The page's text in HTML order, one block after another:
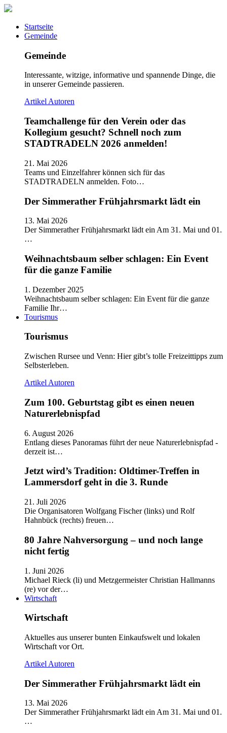
Startseite
Gemeinde
Gemeinde
Interessante, witzige, informative und spannende Dinge, die
in unserer Gemeinde passieren.
ArtikelAutoren
Teamchallenge für den Verein oder das
Kollegium gesucht? Schnell noch zum
STADTRADELN 2026 anmelden!
21. Mai 2026
Teams und Einzelfahrer können sich für das
STADTRADELN anmelden. Foto…
Der Simmerather Frühjahrsmarkt lädt ein
13. Mai 2026
Der Simmerather Frühjahrsmarkt lädt ein Am 31. Mai und 01.
…
Weihnachtsbaum selber schlagen: Ein Event
für die ganze Familie
1. Dezember 2025
Weihnachtsbaum selber schlagen: Ein Event für die ganze
Familie Ihr…
Tourismus
Tourismus
Zwischen Rursee und Venn: Hier gibt’s tolle Freizeittipps zum
Selbsterleben.
Artikel Autoren
Zum 100. Geburtstag gibt es einen neuen
Naturerlebnispfad
6. August 2026
Entlang dieses Panoramas führt der neue Naturerlebnispfad -
derzeit ist…
Jetzt wird’s Tradition: Oldtimer-Treffen in
Lammersdorf geht in die 3. Runde
21. Juli 2026
Die Organisatoren Wolfgang Fischer (links) und Rolf
Hahnbück (rechts) freuen…
80 Jahre Nahversorgung – und noch lange
nicht fertig
1. Juni 2026
Michael Rieck (li) und Metzgermeister Christian Hallmanns
(re) vor der…
Wirtschaft
Wirtschaft
Aktuelles aus unserer bunten Einkaufswelt und lokalen
Wirtschaft vor Ort.
Artikel Autoren
Der Simmerather Frühjahrsmarkt lädt ein
13. Mai 2026
Der Simmerather Frühjahrsmarkt lädt ein Am 31. Mai und 01.
…